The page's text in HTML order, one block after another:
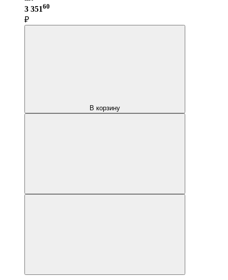
3 35160
₽
В корзину